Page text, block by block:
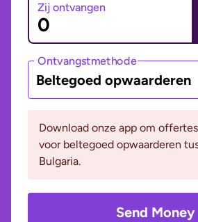
Zij ontvangen
Ontvangstmethode
Beltegoed opwaarderen
Download onze app om
voor beltegoed opwaarderen
Bulgaria.
Send Money